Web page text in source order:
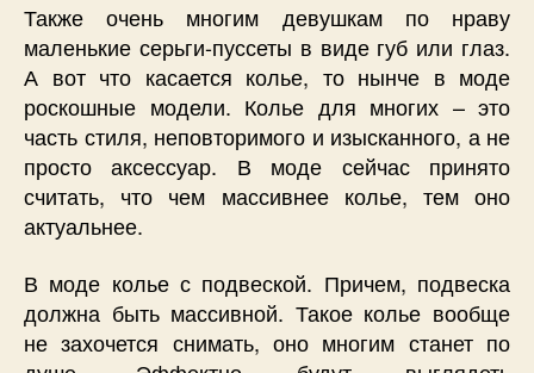
Также очень многим девушкам по нраву
маленькие серьги-пуссеты в виде губ или глаз.
А вот что касается колье, то нынче в моде
роскошные модели. Колье для многих – это
часть стиля, неповторимого и изысканного, а не
просто аксессуар. В моде сейчас принято
считать, что чем массивнее колье, тем оно
актуальнее.
В моде колье с подвеской. Причем, подвеска
должна быть массивной. Такое колье вообще
не захочется снимать, оно многим станет по